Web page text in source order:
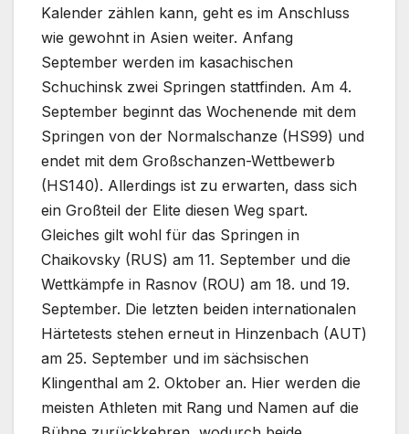
Kalender zählen kann, geht es im Anschluss
wie gewohnt in Asien weiter. Anfang
September werden im kasachischen
Schuchinsk zwei Springen stattfinden. Am 4.
September beginnt das Wochenende mit dem
Springen von der Normalschanze (HS99) und
endet mit dem Großschanzen-Wettbewerb
(HS140). Allerdings ist zu erwarten, dass sich
ein Großteil der Elite diesen Weg spart.
Gleiches gilt wohl für das Springen in
Chaikovsky (RUS) am 11. September und die
Wettkämpfe in Rasnov (ROU) am 18. und 19.
September. Die letzten beiden internationalen
Härtetests stehen erneut in Hinzenbach (AUT)
am 25. September und im sächsischen
Klingenthal am 2. Oktober an. Hier werden die
meisten Athleten mit Rang und Namen auf die